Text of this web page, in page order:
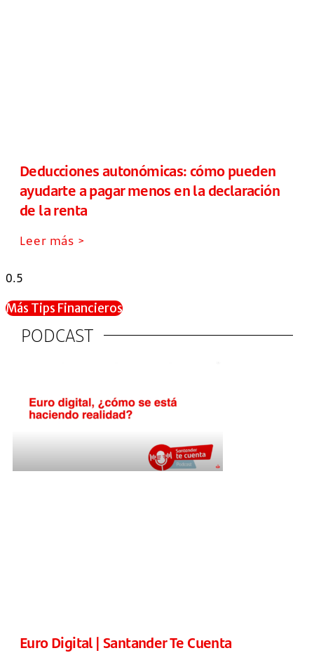
Deducciones autonómicas: cómo pueden
ayudarte a pagar menos en la declaración
de la renta
Leer más >
Más Tips Financieros
PODCAST
Euro Digital | Santander Te Cuenta